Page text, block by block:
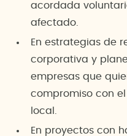
acordada
afectado.
En estrategias de
corporativa y
empresas que
compromiso con
local.
En proyectos con